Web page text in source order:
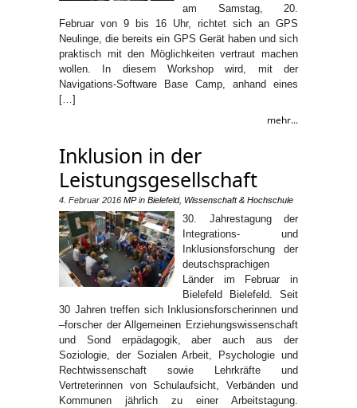
am Samstag, 20.
Februar von 9 bis 16 Uhr, richtet sich an GPS
Neulinge, die bereits ein GPS Gerät haben und sich
praktisch mit den Möglichkeiten vertraut machen
wollen. In diesem Workshop wird, mit der
Navigations-Software Base Camp, anhand eines
[…]
mehr...
Inklusion in der
Leistungsgesellschaft
4. Februar 2016 MPin Bielefeld, Wissenschaft & Hochschule
30. Jahrestagung der
Integrations- und
Inklusionsforschung der
deutschsprachigen
Länder im Februar in
Bielefeld Bielefeld. Seit
30 Jahren treffen sich Inklusionsforscherinnen und
–forscher der Allgemeinen Erziehungswissenschaft
und Sond erpädagogik, aber auch aus der
Soziologie, der Sozialen Arbeit, Psychologie und
Rechtwissenschaft sowie Lehrkräfte und
Vertreterinnen von Schulaufsicht, Verbänden und
Kommunen jährlich zu einer Arbeitstagung.